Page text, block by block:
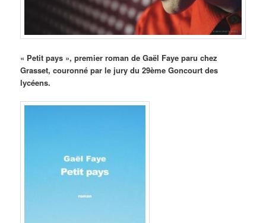
« Petitpays », premier roman de Gaël Faye paru chez
Grasset, couronné par le jury du 29ème Goncourt des
lycéens.